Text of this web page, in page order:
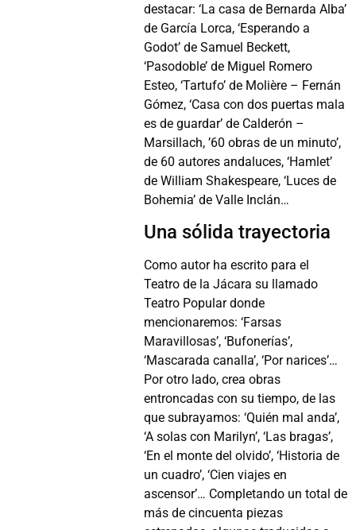
destacar: ‘La casa de Bernarda Alba’
de García Lorca, ‘Esperando a
Godot’ de Samuel Beckett,
‘Pasodoble’ de Miguel Romero
Esteo, ‘Tartufo’ de Molière – Fernán
Gómez, ‘Casa con dos puertas mala
es de guardar’ de Calderón –
Marsillach, ’60 obras de un minuto’,
de 60 autores andaluces, ‘Hamlet’
de William Shakespeare, ‘Luces de
Bohemia’ de Valle Inclán…
Una sólida trayectoria
Como autor ha escrito para el
Teatro de la Jácara su llamado
Teatro Popular donde
mencionaremos: ‘Farsas
Maravillosas’, ‘Bufonerías’,
‘Mascarada canalla’, ‘Por narices’…
Por otro lado, crea obras
entroncadas con su tiempo, de las
que subrayamos: ‘Quién mal anda’,
‘A solas con Marilyn’, ‘Las bragas’,
‘En el monte del olvido’, ‘Historia de
un cuadro’, ‘Cien viajes en
ascensor’… Completando un total de
más de cincuenta piezas